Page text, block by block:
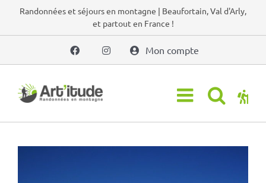
PasserRandonnées et séjours en montagne | Beaufortain, Val d'Arly,
et partout en France !
Mon compte